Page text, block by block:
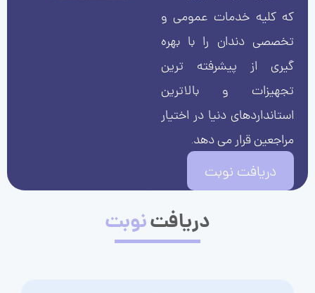
که کلیه خدمات عمومی و
تخصصی دندان را با بهره
گیری از پیشرفته ترین
تجهیزات و بالاترین
استانداردهای دنیا در اختیار
مراجعین قرار می دهد.
دریافت نوبت
دریافتنوبت